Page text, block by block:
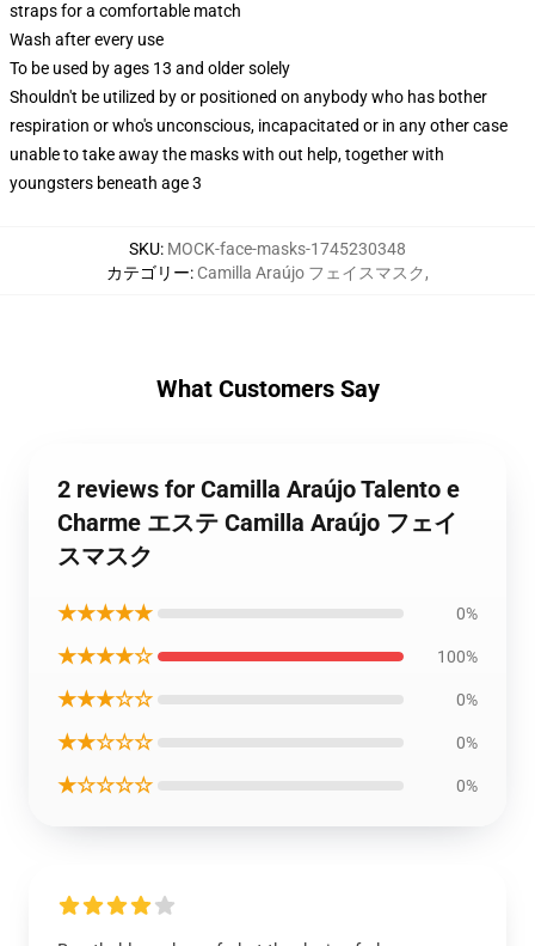
straps for a comfortable match
Wash after every use
To be used by ages 13 and older solely
Shouldn't be utilized by or positioned on anybody who has bother
respiration or who's unconscious, incapacitated or in any other case
unable to take away the masks with out help, together with
youngsters beneath age 3
SKU: MOCK-face-masks-1745230348
カテゴリー: Camilla Araújo フェイスマスク,
What Customers Say
2 reviews for Camilla Araújo Talento e
Charme エステ Camilla Araújo フェイ
スマスク
★★★★★ 0%
★★★★☆ 100%
★★★☆☆ 0%
★★☆☆☆ 0%
★☆☆☆☆ 0%